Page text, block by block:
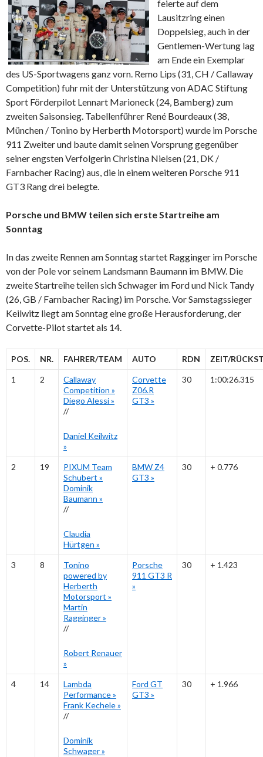
feierte auf dem
Lausitzring einen
Doppelsieg, auch in der
Gentlemen-Wertung lag
am Ende ein Exemplar
des US-Sportwagens ganz vorn. Remo Lips (31, CH / Callaway
Competition) fuhr mit der Unterstützung von ADAC Stiftung
Sport Förderpilot Lennart Marioneck (24, Bamberg) zum
zweiten Saisonsieg. Tabellenführer René Bourdeaux (38,
München / Tonino by Herberth Motorsport) wurde im Porsche
911 Zweiter und baute damit seinen Vorsprung gegenüber
seiner engsten Verfolgerin Christina Nielsen (21, DK /
Farnbacher Racing) aus, die in einem weiteren Porsche 911
GT3 Rang drei belegte.
Porsche und BMW teilen sich erste Startreihe am
Sonntag
In das zweite Rennen am Sonntag startet Ragginger im Porsche
von der Pole vor seinem Landsmann Baumann im BMW. Die
zweite Startreihe teilen sich Schwager im Ford und Nick Tandy
(26, GB / Farnbacher Racing) im Porsche. Vor Samstagssieger
Keilwitz liegt am Sonntag eine große Herausforderung, der
Corvette-Pilot startet als 14.
POS. NR. FAHRER/TEAM AUTO RDN ZEIT/
1 2
Callaway
Competition »
Diego Alessi»
//
Daniel Keilwitz
»
Corvette
Z06.R
GT3 »
30 1:00:26.315
2 19
PIXUM Team
Schubert »
Dominik
Baumann »
//
Claudia
Hürtgen »
BMW Z4
GT3 »
30 + 0.776
3 8
Tonino
powered by
Herberth
Motorsport »
Martin
Ragginger»
//
Robert Renauer
»
Porsche
911 GT3 R
»
30 + 1.423
4 14
Lambda
Performance»
Frank Kechele»
//
Dominik
Schwager»
Ford GT
GT3 »
30 + 1.966